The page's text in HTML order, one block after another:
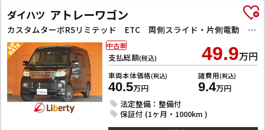
ダイハツ アトレーワゴン
カスタムターボRSリミテッド ETC 両側スライド・片側電動 HID キーレスエントリー 電動格納ミラー ベンチシート AT 盗難防止システム ABS CD アルミホイール 衝突安全ボディ エアコン
支払総額(税込) 49.9万円
車両本体価格(税込)
40.5万円
諸費用(税込)
9.4万円
法定整備：整備付
保証付 (1ヶ月・1000km )
中古車